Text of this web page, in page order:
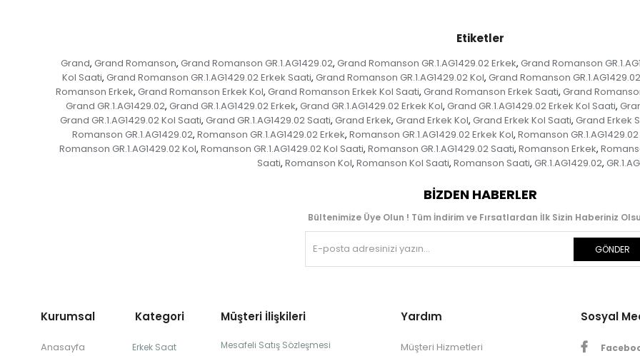
Etiketler
Grand, Grand Romanson, Grand Romanson GR.1.AG1429.02, Grand Romanson GR.1.AG1429.02 Erkek, Grand Romanson
Kol Saati, Grand Romanson GR.1.AG1429.02 Erkek Saati, Grand Romanson GR.1.AG1429.02 Kol, Grand Romanson
Romanson Erkek, Grand Romanson Erkek Kol, Grand Romanson Erkek Kol Saati, Grand Romanson Erkek Saati, Grand
Grand GR.1.AG1429.02, Grand GR.1.AG1429.02 Erkek, Grand GR.1.AG1429.02 Erkek Kol, Grand GR.1.AG1429.02 Erkek Kol Saati,
Grand GR.1.AG1429.02 Kol Saati, Grand GR.1.AG1429.02 Saati, Grand Erkek, Grand Erkek Kol, Grand Erkek Kol Saati, Grand Erkek
Romanson GR.1.AG1429.02, Romanson GR.1.AG1429.02 Erkek, Romanson GR.1.AG1429.02 Erkek Kol, Romanson
Romanson GR.1.AG1429.02 Kol, Romanson GR.1.AG1429.02 Kol Saati, Romanson GR.1.AG1429.02 Saati, Romanson Erkek,
Saati, Romanson Kol, Romanson Kol Saati, Romanson Saati, GR.1.AG1429.02,
BIZDEN HABERLER
Bültenimize Üye Olun ! Tüm İndirim ve Fırsatlardan İlk Sizin Haberiniz
GÖNDER
Kurumsal Kategori
Anasayfa Erkek Saat
Müşteri İlişkileri
Mesafeli Satış Sözleşmesi
Yardım
Müşteri Hizmetleri
Sosyal